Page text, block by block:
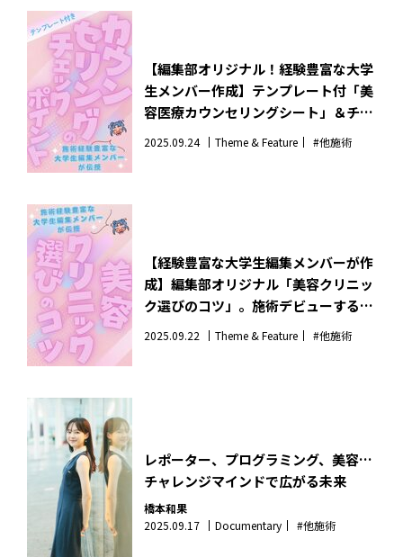
【編集部オリジナル！経験豊富な大学
生メンバー作成】テンプレート付「美
容医療カウンセリングシート」＆チェ
ックポイント。施術不安な人のお守り
2025.09.24 Theme & Feature #他施術
【経験豊富な大学生編集メンバーが作
成】編集部オリジナル「美容クリニッ
ク選びのコツ」。施術デビューする人
みんな見て！
2025.09.22 Theme & Feature #他施術
レポーター、プログラミング、美容…
チャレンジマインドで広がる未来
橋本和果
2025.09.17
Documentary #他施術